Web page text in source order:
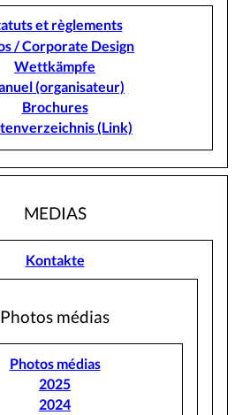
et règlements
/ Corporate Design
Wettkämpfe
(organisateur)
Brochures
(Link)
MEDIAS
Kontakte
Photos médias
Photos médias
2025
2024